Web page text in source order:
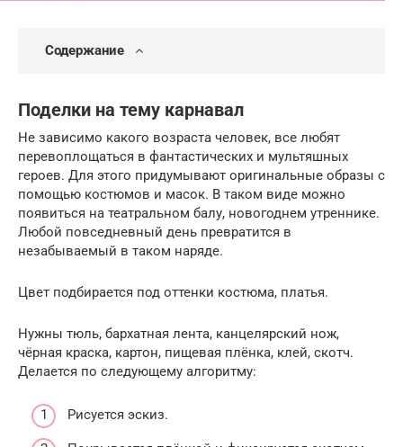
Содержание
Поделки на тему карнавал
Не зависимо какого возраста человек, все любят
перевоплощаться в фантастических и мультяшных
героев. Для этого придумывают оригинальные образы с
помощью костюмов и масок. В таком виде можно
появиться на театральном балу, новогоднем утреннике.
Любой повседневный день превратится в
незабываемый в таком наряде.
Цвет подбирается под оттенки костюма, платья.
Нужны тюль, бархатная лента, канцелярский нож,
чёрная краска, картон, пищевая плёнка, клей, скотч.
Делается по следующему алгоритму:
Рисуется эскиз.